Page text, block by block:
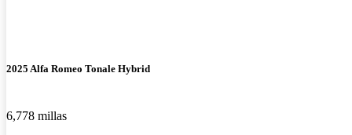
2025 Alfa Romeo Tonale Hybrid
6,778 millas